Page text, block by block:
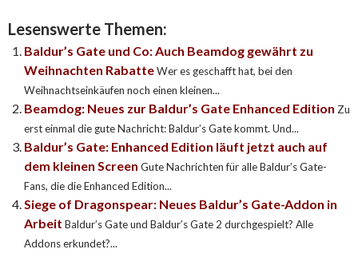
Lesenswerte Themen:
Baldur’s Gate und Co: Auch Beamdog gewährt zu
Weihnachten RabatteWer es geschafft hat, bei den
Weihnachtseinkäufen noch einen kleinen...
Beamdog: Neues zur Baldur’s Gate Enhanced Edition Zu
erst einmal die gute Nachricht: Baldur’s Gate kommt. Und...
Baldur’s Gate: Enhanced Edition läuft jetzt auch auf
dem kleinen Screen Gute Nachrichten für alle Baldur’s Gate-
Fans, die die Enhanced Edition...
Siege of Dragonspear: Neues Baldur’s Gate-Addon in
Arbeit Baldur’s Gate und Baldur’s Gate 2 durchgespielt? Alle
Addons erkundet?...